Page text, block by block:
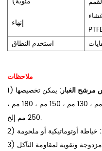
إنهاء
استخدم النطاق
ملاحظات
1)
مرشح الغبار: يمكن تخصيصها
الحجم المعتاد: القطر 100 مم ، 125 مم ، 130 مم ، 150 مم ، 180 مم ،
250 مم إلخ.
2) خياطة أوتوماتيكية أو ملحومة
3)